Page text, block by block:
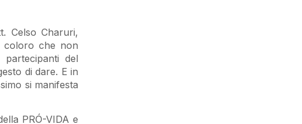
Celso Charuri,
coloro che non
del
di dare. E in
si manifesta
PRÓ-VIDA e